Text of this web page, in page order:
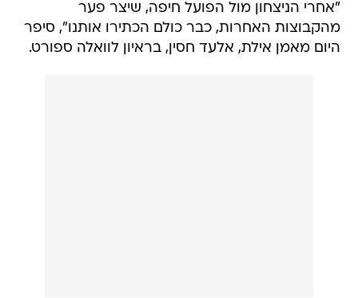
"אחרי הניצחון מול הפועל חיפה, שיצר פער
מהקבוצות האחרות, כבר כולם הכתירו אותנו", סיפר
היום מאמן אילת, אלעד חסין, בראיון לוואלה ספורט.